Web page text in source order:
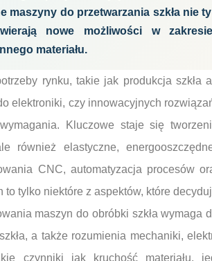
maszyny do przetwarzania szkła nie
nowe możliwości w
materiału.
rynku, takie jak produkcja szkła
elektroniki, czy innowacyjnych
Kluczowe staje się
również elastyczne,
CNC, automatyzacja procesów
to tylko niektóre z aspektów, które
maszyn do obróbki szkła wymaga
a także rozumienia mechaniki,
czynniki jak kruchość materiału,